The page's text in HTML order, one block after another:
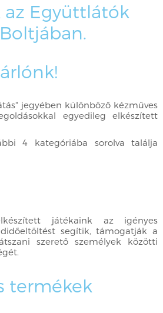
az Együttlátók
jegyében különböző kézműves
egyedileg elkészített
4 kategóriába sorolva találja
játékaink az igényes
segítik, támogatják a
szerető személyek közötti
termékek